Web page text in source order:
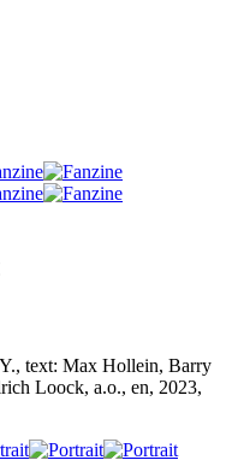
text: Max Hollein, Barry
Loock, a.o., en, 2023,